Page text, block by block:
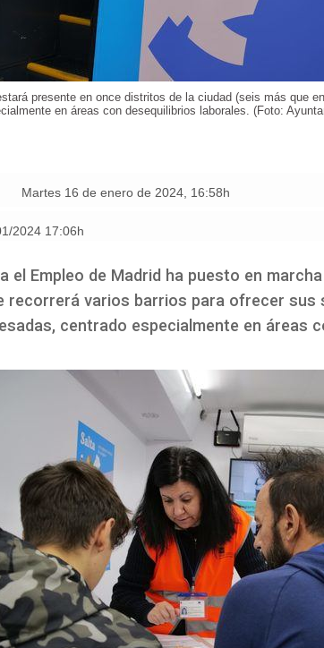
presente en once distritos de la ciudad (seis más que
en áreas con desequilibrios laborales. (Foto:
martes 16 de enero de 2024, 16:58h
2024 17:06h
el Empleo de Madrid ha puesto en
recorrerá varios barrios para ofrecer sus
centrado especialmente en áreas